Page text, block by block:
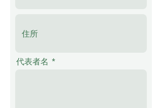
代表者名